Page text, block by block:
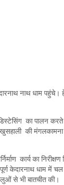
नाथ धाम पहुंचे।
का पालन
की मंगलकामना
कार्य का
केदारनाथ धाम में चल
से भी बातचीत की।